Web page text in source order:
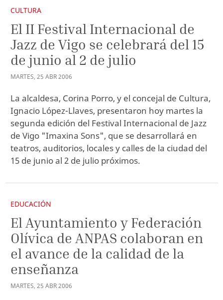
CULTURA
El II Festival Internacional de
Jazz de Vigo se celebrará del 15
de junio al 2 de julio
MARTES, 25 ABR2006
La alcaldesa, Corina Porro, y el concejal de Cultura,
Ignacio López-Llaves, presentaron hoy martes la
segunda edición del Festival Internacional de Jazz
de Vigo "Imaxina Sons", que se desarrollará en
teatros, auditorios, locales y calles de la ciudad del
15 de junio al 2 de julio próximos.
EDUCACIÓN
El Ayuntamiento y Federación
Olívica de ANPAS colaboran en
el avance de la calidad de la
enseñanza
MARTES, 25 ABR2006